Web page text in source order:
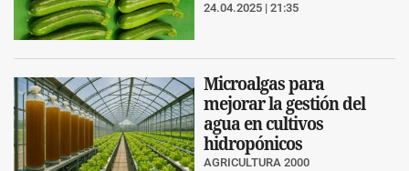
24.04.2025 | 21:35
Microalgas para
mejorar la gestión del
agua en cultivos
hidropónicos
AGRICULTURA 2000